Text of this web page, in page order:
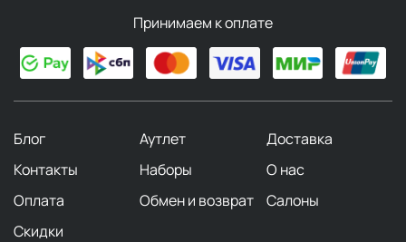
Принимаем к оплате
Блог Аутлет
Доставка
Контакты
Наборы
О нас
Оплата
Обмен и возврат
Салоны
Скидки